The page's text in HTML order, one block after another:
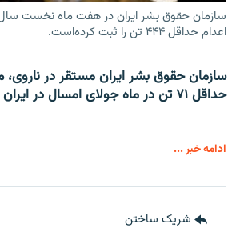
اعدام حداقل ۴۴۴ تن را ثبت کرده‌است.
سازمان حقوق بشر ایران مستقر در ناروی،
حداقل ۷۱ تن در ماه جولای امسال در ایران اعدام شده‌اند.
ادامه خبر ...
شریک ساختن